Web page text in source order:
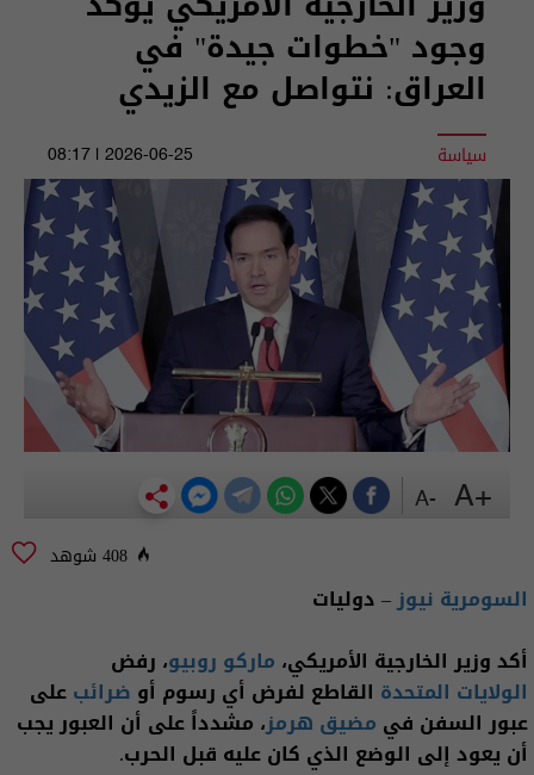
وجود "خطوات جيدة" في
العراق: نتواصل مع الزيدي
سياسة 2026-06-25 | 08:17
408 شوهد
السومرية نيوز– دوليات
أكد وزير الخارجية الأمريكي، ماركو روبيو، رفض
الولايات المتحدة القاطع لفرض أي رسوم أو ضرائبعلى
عبور السفن في مضيق هرمز، مشدداً على أن العبور يجب
أن يعود إلى الوضع الذي كان عليه قبل الحرب.
+A
-A